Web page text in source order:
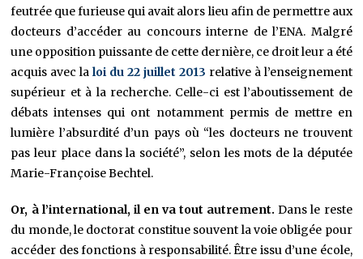
feutrée que furieuse qui avait alors lieu afin de permettre aux
docteurs d’accéder au concours interne de l’ENA. Malgré
une opposition puissante de cette dernière, ce droit leur a été
acquis avec laloi du 22 juillet 2013 relative à l’enseignement
supérieur et à la recherche. Celle-ci est l’aboutissement de
débats intenses qui ont notamment permis de mettre en
lumière l’absurdité d’un pays où “les docteurs ne trouvent
pas leur place dans la société”, selon les mots de la députée
Marie-Françoise Bechtel.
Or, à l’international, il en va tout autrement. Dans le reste
du monde, le doctorat constitue souvent la voie obligée pour
accéder des fonctions à responsabilité. Être issu d’une école,